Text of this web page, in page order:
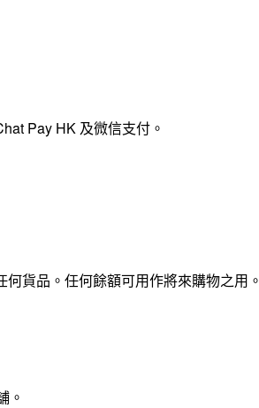
Pay HK 及微信支付。
貨品。任何餘額可用作將來購物之用。
。